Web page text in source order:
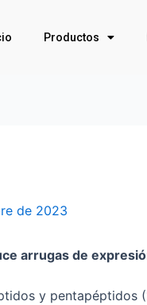
Productos
de 2023
arrugas de
y pentapéptidos